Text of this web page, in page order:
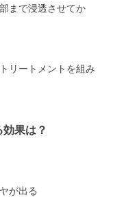
まで浸透させてか
リートメントを組み
果は？
が出る